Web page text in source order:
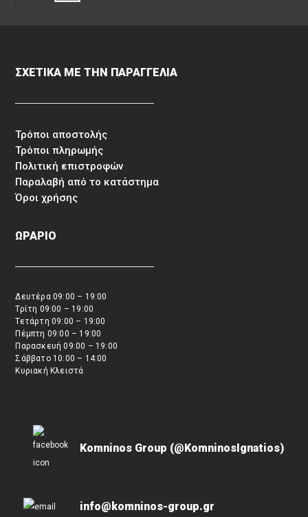
ΣΧΕΤΙΚΑ ΜΕ ΤΗΝ ΠΑΡΑΓΓΕΛΙΑ
Τρόποι αποστολής
Τρόποι πληρωμής
Πολιτική επιστροφών
Παραλαβή από το κατάστημα
Όροι χρήσης
ΩΡΑΡΙΟ
Δευτέρα 09:00 – 19:00
Τρίτη 09:00 – 19:00
Τετάρτη 09:00 – 19:00
Πέμπτη 09:00 – 19:00
Παρασκευή 09:00 – 19:00
Σάββατο 10:00 – 14:00
Κυριακή Κλειστά
Komninos Group (@KomninosIgnatios)
info@komninos-group.gr